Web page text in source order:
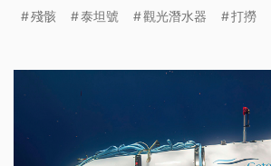
殘骸 泰坦號 觀光潛水器 打撈